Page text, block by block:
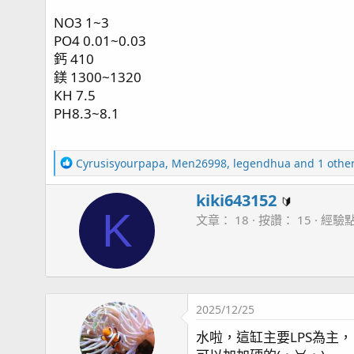
NO3 1~3
PO4 0.01~0.03
鈣 410
鎂 1300~1320
KH 7.5
PH8.3~8.1
R
e
s
Cyrusisyourpapa, Men26998, legendhua and 1
K
W
r
i
e
n
b
kiki643152 🔰
文章
18 按讚 15 經驗
2025/12/25
水啦，這缸主要LPS為主，